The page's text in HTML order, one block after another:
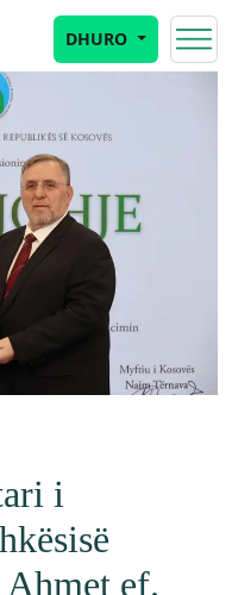
DHURO
i
Ahmet ef.